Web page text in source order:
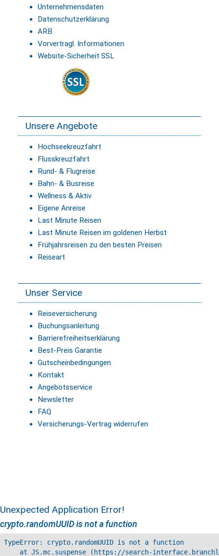
Unternehmensdaten
Datenschutzerklärung
ARB
Vorvertragl. Informationen
Website-Sicherheit SSL
Unsere Angebote
Hochseekreuzfahrt
Flusskreuzfahrt
Rund- & Flugreise
Bahn- & Busreise
Wellness & Aktiv
Eigene Anreise
Last Minute Reisen
Last Minute Reisen im goldenen Herbst
Frühjahrsreisen zu den besten Preisen
Reiseart
Unser Service
Reiseversicherung
Buchungsanleitung
Barrierefreiheitserklärung
Best-Preis Garantie
Gutscheinbedingungen
Kontakt
Angebotsservice
Newsletter
FAQ
Versicherungs-Vertrag widerrufen
Unexpected Application Error!
crypto.randomUUID is not a function
TypeError: crypto.randomUUID is not a function
at JS.mc.suspense (https://search-